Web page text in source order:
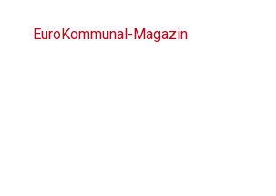
EuroKommunal-Magazin